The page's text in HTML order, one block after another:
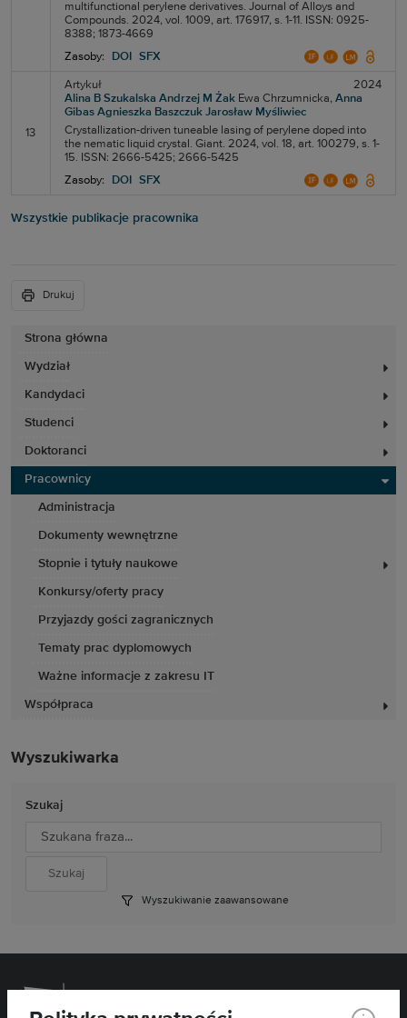
Strona główna
Wydział
Kandydaci
Studenci
Doktoranci
Pracownicy
Administracja
Dokumenty wewnętrzne
Stopnie i tytuły naukowe
Konkursy/oferty pracy
Przyjazdy gości zagranicznych
Tematy prac dyplomowych
Ważne informacje z zakresu IT
Współpraca
Wyszukiwarka
Szukaj
Wyszukiwanie zaawansowane
multifunctional perylene derivatives. Journal of Alloys and
Compounds. 2024, vol. 1009, art. 176917, s. 1-11. ISSN: 0925-
8388; 1873-4669
Zasoby:
DOI SFX
13
Artykuł
2024
Alina B Szukalska Andrzej M Żak Ewa Chrzumnicka, Anna
Gibas Agnieszka Baszczuk Jarosław Myśliwiec
Crystallization-driven tuneable lasing of perylene doped into
the nematic liquid crystal. Giant. 2024, vol. 18, art. 100279, s. 1-
15. ISSN: 2666-5425; 2666-5425
Zasoby:
DOI SFX
Wszystkie publikacje pracownika
Drukuj